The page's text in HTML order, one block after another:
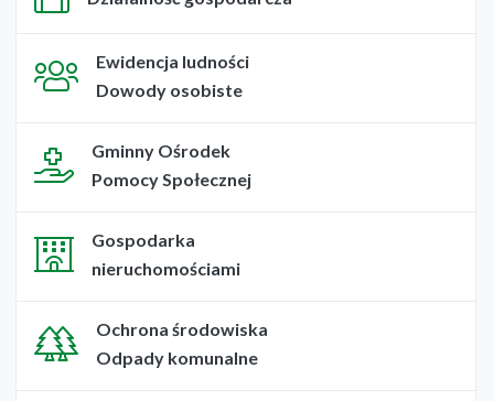
Ewidencja ludności
Dowody osobiste
Gminny Ośrodek
Pomocy Społecznej
Gospodarka
nieruchomościami
Ochrona środowiska
Odpady komunalne